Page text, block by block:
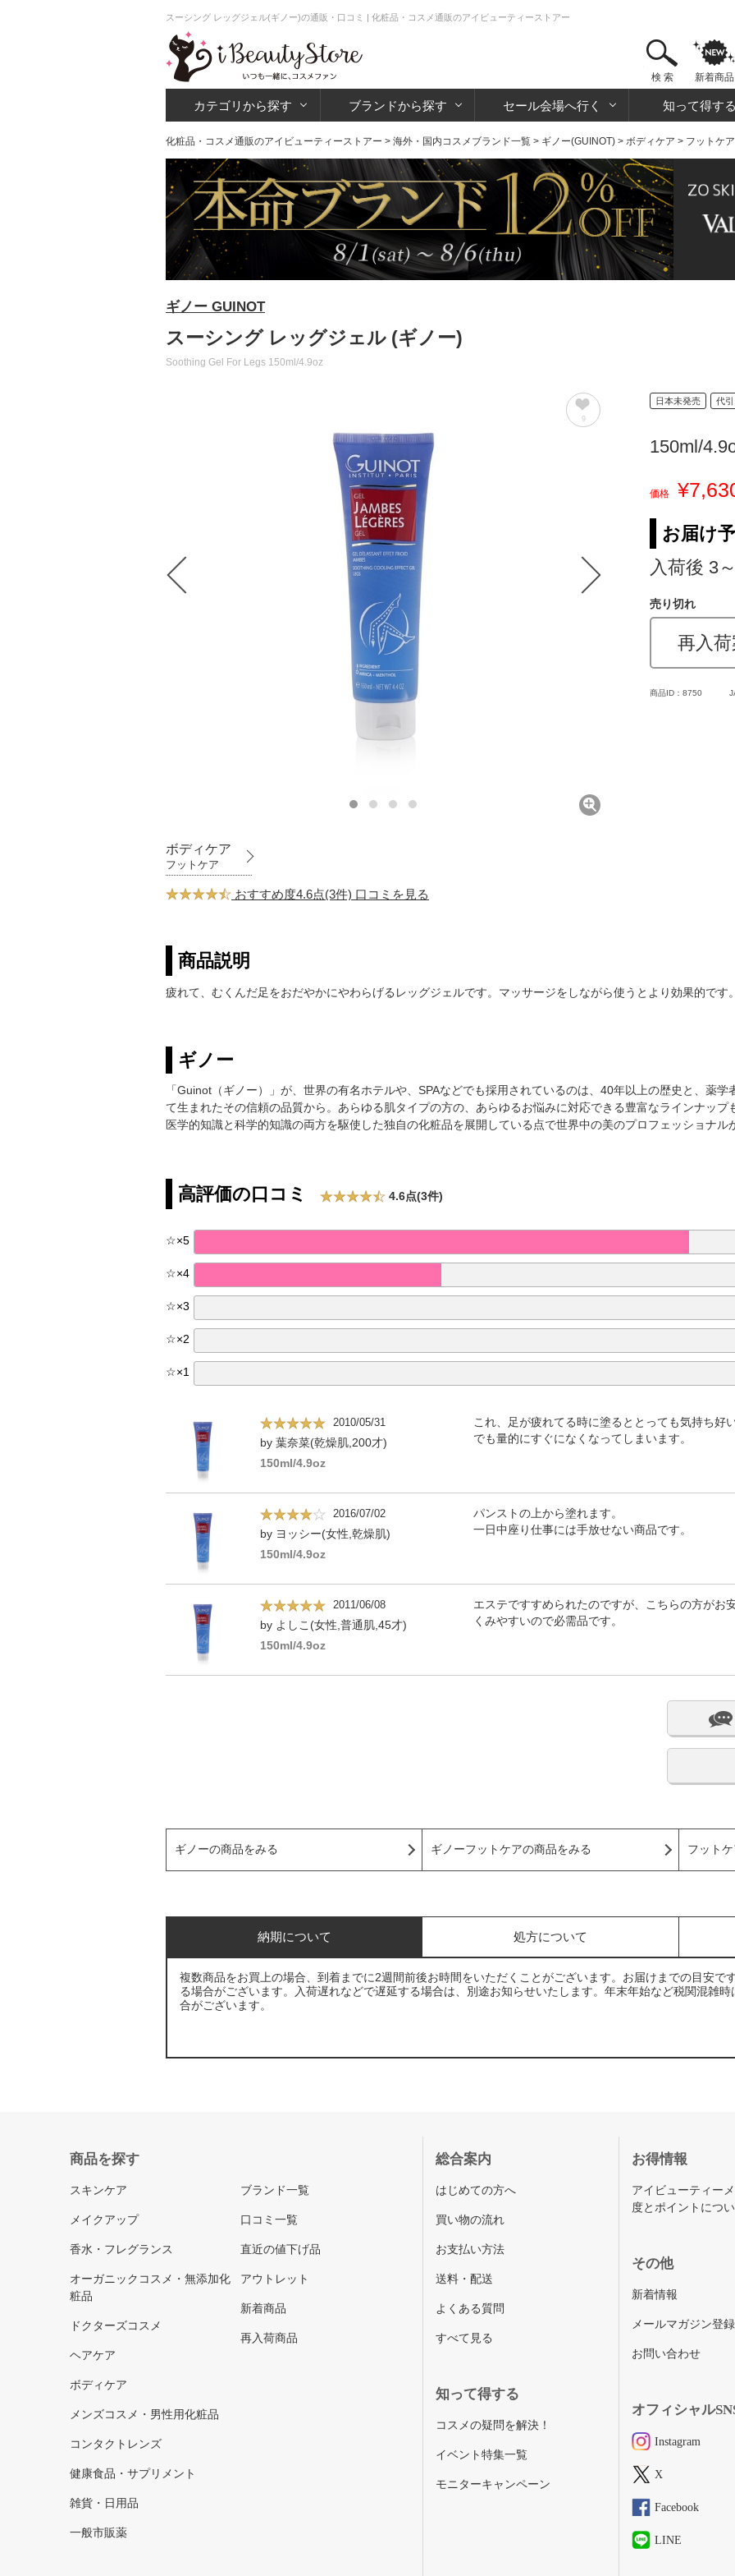
スーシング レッグジェル(ギノー)の通販・口コミ | 化粧品・コスメ通販のアイビューティーストアー
検 索 新着商品
カテゴリから探す ブランドから探す セール会場へ行く 知って得する
化粧品・コスメ通販のアイビューティーストアー > 海外・国内コスメブランド一覧 > ギノー(GUINOT) > ボディケア > フットケア
ギノー GUINOT
スーシング レッグジェル (ギノー)
Soothing Gel For Legs 150ml/4.9oz
9
ボディケア
フットケア
おすすめ度4.6点(3件) 口コミを見る
日本未発売 代
150ml/
価格
お届け
入荷後 3
売り切れ
再入
商品ID：8750
商品説明
疲れて、むくんだ足をおだやかにやわらげるレッグジェルです。マッサージをしながら使うとより効果的です。
ギノー
「Guinot（ギノー）」が、世界の有名ホテルや、SPAなどでも採用されているのは、40年以上の歴史と、薬
て生まれたその信頼の品質から。あらゆる肌タイプの方の、あらゆるお悩みに対応できる豊富なラインナップ
医学的知識と科学的知識の両方を駆使した独自の化粧品を展開している点で世界中の美のプロフェッショナル
高評価の口コミ 4.6点(3件)
☆×5
☆×4
☆×3
☆×2
☆×1
2010/05/31
by 葉奈菜(乾燥肌,200才)
150ml/4.9oz
これ、足が疲れてる時に塗るととっても気持ち好
でも量的にすぐになくなってしまいます。
2016/07/02
by ヨッシー(女性,乾燥肌)
150ml/4.9oz
パンストの上から塗れます。
一日中座り仕事には手放せない商品です。
2011/06/08
by よしこ(女性,普通肌,45才)
150ml/4.9oz
エステですすめられたのですが、こちらの方がお
くみやすいので必需品です。
ギノーの商品をみる ギノーフットケアの商品をみる フット
納期について 処方について
複数商品をお買上の場合、到着までに2週間前後お時間をいただくことがございます。お届けまでの目安で
る場合がございます。入荷遅れなどで遅延する場合は、別途お知らせいたします。年末年始など税関混雑
合がございます。
商品を探す
スキンケア
メイクアップ
香水・フレグランス
オーガニックコスメ・無添加化
粧品
ドクターズコスメ
ヘアケア
ボディケア
メンズコスメ・男性用化粧品
コンタクトレンズ
健康食品・サプリメント
雑貨・日用品
一般市販薬
ブランド一覧
口コミ一覧
直近の値下げ品
アウトレット
新着商品
再入荷商品
総合案内
はじめての方へ
買い物の流れ
お支払い方法
送料・配送
よくある質問
すべて見る
知って得する
コスメの疑問を解決！
イベント特集一覧
モニターキャンペーン
お得情報
アイビューティー
度とポイントにつ
その他
新着情報
メールマガジン登録
お問い合わせ
オフィシャル
Instagram
X
Facebook
LINE